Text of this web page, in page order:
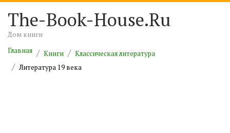
The-Book-House.Ru
Дом книги
Главная
Книги
Классическая литература
Литература 19 века